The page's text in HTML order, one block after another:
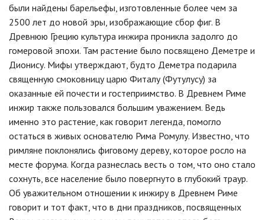
были найдены барельефы, изготовленные более чем за
2500 лет до новой эры, изображающие сбор фиг. В
Древнюю Грецию культура инжира проникла задолго до
гомеровой эпохи. Там растение было посвящено Деметре и
Дионису. Мифы утверждают, будто Деметра подарила
священную смоковницу царю Фиталу (Футулусу) за
оказанные ей почести и гостеприимство. В Древнем Риме
инжир также пользовался большим уважением. Ведь
именно это растение, как говорит легенда, помогло
остаться в живых основателю Рима Ромулу. Известно, что
римляне поклонялись фиговому дереву, которое росло на
месте форума. Когда разнеслась весть о том, что оно стало
сохнуть, все население было повергнуто в глубокий траур.
Об уважительном отношении к инжиру в Древнем Риме
говорит и тот факт, что в дни праздников, посвященных